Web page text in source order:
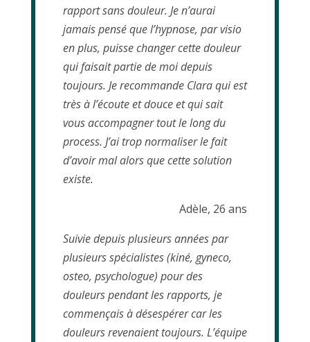
rapport sans douleur. Je n’aurai
jamais pensé que l’hypnose, par visio
en plus, puisse changer cette douleur
qui faisait partie de moi depuis
toujours. Je recommande Clara qui est
très à l’écoute et douce et qui sait
vous accompagner tout le long du
process. J’ai trop normaliser le fait
d’avoir mal alors que cette solution
existe.
Adèle, 26 ans
Suivie depuis plusieurs années par
plusieurs spécialistes (kiné, gyneco,
osteo, psychologue) pour des
douleurs pendant les rapports, je
commençais à désespérer car les
douleurs revenaient toujours. L’équipe